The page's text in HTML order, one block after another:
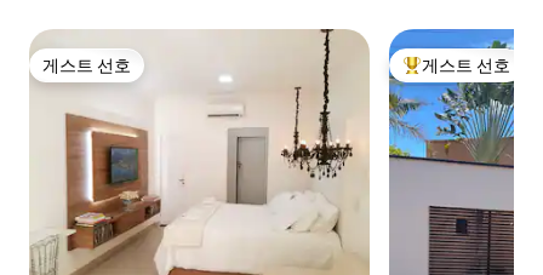
게스트 선호
게스트 선호 상위 게스트 선호
게스트 선호